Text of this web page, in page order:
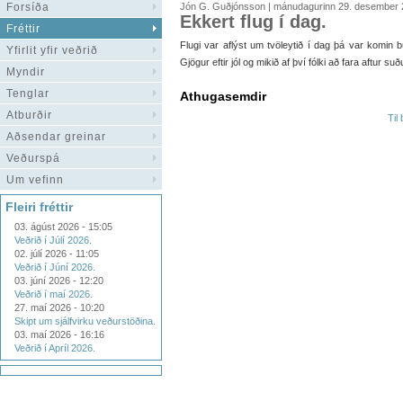
Forsíða
Fréttir
Yfirlit yfir veðrið
Myndir
Tenglar
Atburðir
Aðsendar greinar
Veðurspá
Um vefinn
Fleiri fréttir
03. ágúst 2026 - 15:05
Veðrið í Júlí 2026.
02. júlí 2026 - 11:05
Veðrið í Júní 2026.
03. júní 2026 - 12:20
Veðrið í maí 2026.
27. maí 2026 - 10:20
Skipt um sjálfvirku veðurstöðina.
03. maí 2026 - 16:16
Veðrið í Apríl 2026.
Jón G. Guðjónsson | mánudagurinn 29. desember
Ekkert flug í dag.
Flugi var aflýst um tvöleytið í dag þá var komin
Gjögur eftir jól og mikið af því fólki að fara aftur
Athugasemdir
Til